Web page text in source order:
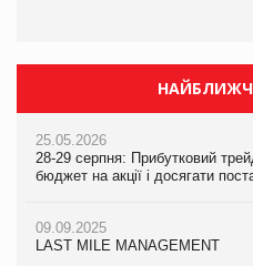
25.05.2026
28-29 серпня: Прибутковий
бюджет на акції і досягати
09.09.2025
LAST MILE MANAGEMENT